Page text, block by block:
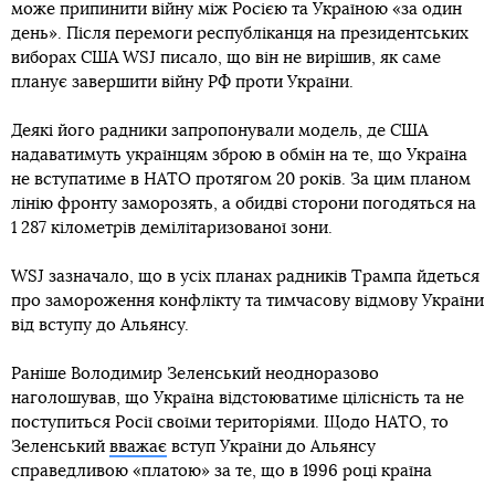
може припинити війну між Росією та Україною «за один
день». Після перемоги республіканця на президентських
виборах США WSJ писало, що він не вирішив, як саме
планує завершити війну РФ проти України.
Деякі його радники запропонували модель, де США
надаватимуть українцям зброю в обмін на те, що Україна
не вступатиме в НАТО протягом 20 років. За цим планом
лінію фронту заморозять, а обидві сторони погодяться на
1 287 кілометрів демілітаризованої зони.
WSJ зазначало, що в усіх планах радників Трампа йдеться
про замороження конфлікту та тимчасову відмову України
від вступу до Альянсу.
Раніше Володимир Зеленський неодноразово
наголошував, що Україна відстоюватиме цілісність та не
поступиться Росії своїми територіями. Щодо НАТО, то
Зеленський вважає вступ України до Альянсу
справедливою «платою» за те, що в 1996 році країна